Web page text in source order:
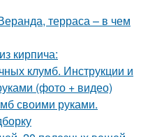
терраса – в чем
кирпича:
клумб. Инструкции и
(фото + видео)
своими руками.